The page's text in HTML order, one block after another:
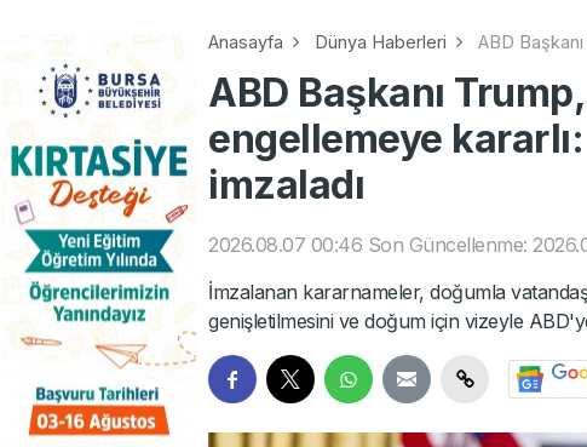
Anasayfa Dünya Haberleri ABD
ABD Başkanı
engellemeye
imzaladı
2026.08.07 00:46 Son Güncellenme:
İmzalanan kararnameler, doğumla
genişletilmesini ve doğum için vizeyle